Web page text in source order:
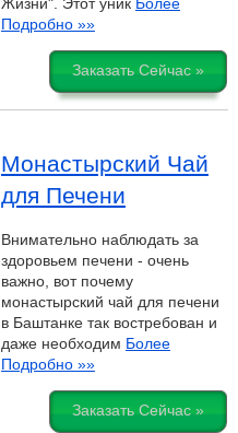
Жизни". Этот уник Более
Подробно »»
Заказать Сейчас »
Монастырский Чай
для Печени
Внимательно наблюдать за
здоровьем печени - очень
важно, вот почему
монастырский чай для печени
в Баштанке так востребован и
даже необходим Более
Подробно »»
Заказать Сейчас »